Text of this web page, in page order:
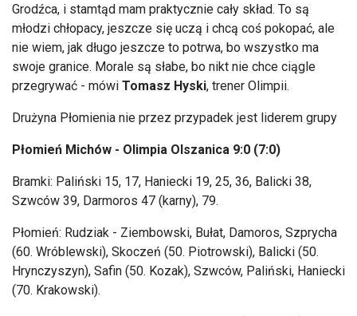
Grodźca, i stamtąd mam praktycznie cały skład. To są
młodzi chłopacy, jeszcze się uczą i chcą coś pokopać, ale
nie wiem, jak długo jeszcze to potrwa, bo wszystko ma
swoje granice. Morale są słabe, bo nikt nie chce ciągle
przegrywać - mówi Tomasz Hyski, trener Olimpii.
Drużyna Płomienia nie przez przypadek jest liderem grupy
Płomień Michów - Olimpia Olszanica 9:0 (7:0)
Bramki: Paliński 15, 17, Haniecki 19, 25, 36, Balicki 38,
Szwców 39, Darmoros 47 (karny), 79.
Płomień: Rudziak - Ziembowski, Bułat, Damoros, Szprycha
(60. Wróblewski), Skoczeń (50. Piotrowski), Balicki (50.
Hrynczyszyn), Safin (50. Kozak), Szwców, Paliński, Haniecki
(70. Krakowski).